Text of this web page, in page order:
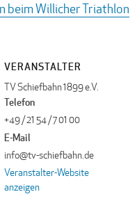
beim Willicher Triathlon
VERANSTALTER
TV Schiefbahn 1899 e.V.
Telefon
+49 / 21 54 / 7 01 00
E-Mail
info@tv-schiefbahn.de
Veranstalter-Website
anzeigen